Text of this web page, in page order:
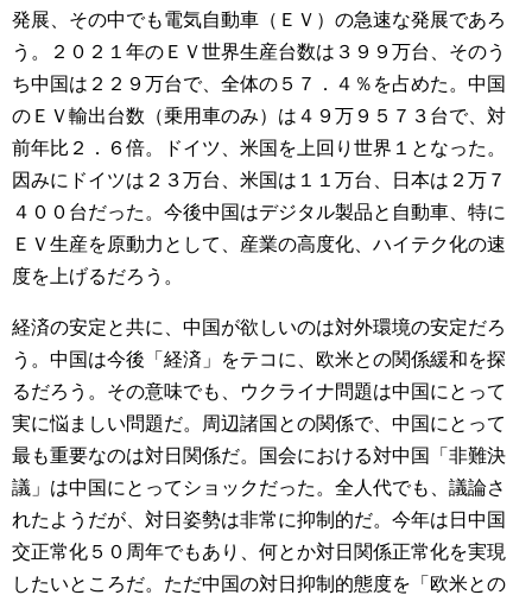
発展、その中でも電気自動車（ＥＶ）の急速な発展であろ
う。２０２１年のＥＶ世界生産台数は３９９万台、そのう
ち中国は２２９万台で、全体の５７．４％を占めた。中国
のＥＶ輸出台数（乗用車のみ）は４９万９５７３台で、対
前年比２．６倍。ドイツ、米国を上回り世界１となった。
因みにドイツは２３万台、米国は１１万台、日本は２万７
４００台だった。今後中国はデジタル製品と自動車、特に
ＥＶ生産を原動力として、産業の高度化、ハイテク化の速
度を上げるだろう。
経済の安定と共に、中国が欲しいのは対外環境の安定だろ
う。中国は今後「経済」をテコに、欧米との関係緩和を探
るだろう。その意味でも、ウクライナ問題は中国にとって
実に悩ましい問題だ。周辺諸国との関係で、中国にとって
最も重要なのは対日関係だ。国会における対中国「非難決
議」は中国にとってショックだった。全人代でも、議論さ
れたようだが、対日姿勢は非常に抑制的だ。今年は日中国
交正常化５０周年でもあり、何とか対日関係正常化を実現
したいところだ。ただ中国の対日抑制的態度を「欧米との